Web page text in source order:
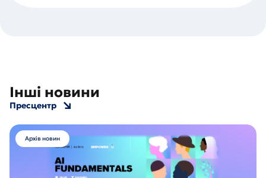
Інші новини
Пресцентр
Архів новин